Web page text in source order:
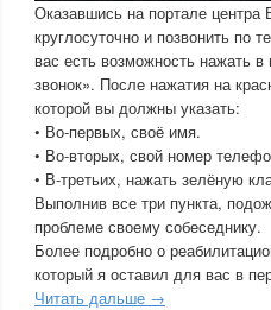
Оказавшись на портале центра
круглосуточно и позвонить по
вас есть возможность нажать
звонок». После нажатия на
которой вы должны указать:
• Во-первых, своё имя.
• Во-вторых, свой номер
• В-третьих, нажать зелёную
Выполнив все три пункта,
проблеме своему собеседнику.
Более подробно о
который я оставил для вас в
Читать дальше →